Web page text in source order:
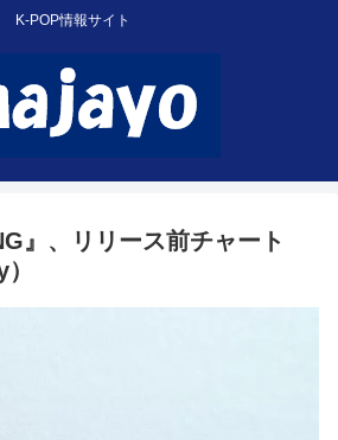
K-POP情報サイト
』、リリース前チャート